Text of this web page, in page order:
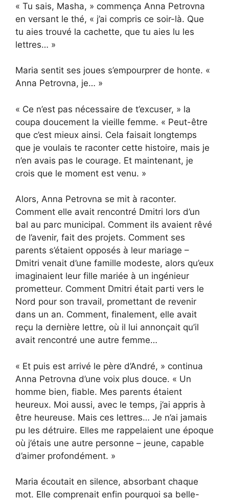
« Tu sais, Masha, » commença Anna Petrovna
en versant le thé, « j’ai compris ce soir-là. Que
tu aies trouvé la cachette, que tu aies lu les
lettres… »
Maria sentit ses joues s’empourprer de honte. «
Anna Petrovna, je… »
« Ce n’est pas nécessaire de t’excuser, » la
coupa doucement la vieille femme. « Peut-être
que c’est mieux ainsi. Cela faisait longtemps
que je voulais te raconter cette histoire, mais je
n’en avais pas le courage. Et maintenant, je
crois que le moment est venu. »
Alors, Anna Petrovna se mit à raconter.
Comment elle avait rencontré Dmitri lors d’un
bal au parc municipal. Comment ils avaient rêvé
de l’avenir, fait des projets. Comment ses
parents s’étaient opposés à leur mariage –
Dmitri venait d’une famille modeste, alors qu’eux
imaginaient leur fille mariée à un ingénieur
prometteur. Comment Dmitri était parti vers le
Nord pour son travail, promettant de revenir
dans un an. Comment, finalement, elle avait
reçu la dernière lettre, où il lui annonçait qu’il
avait rencontré une autre femme…
« Et puis est arrivé le père d’André, » continua
Anna Petrovna d’une voix plus douce. « Un
homme bien, fiable. Mes parents étaient
heureux. Moi aussi, avec le temps, j’ai appris à
être heureuse. Mais ces lettres… Je n’ai jamais
pu les détruire. Elles me rappelaient une époque
où j’étais une autre personne – jeune, capable
d’aimer profondément. »
Maria écoutait en silence, absorbant chaque
mot. Elle comprenait enfin pourquoi sa belle-